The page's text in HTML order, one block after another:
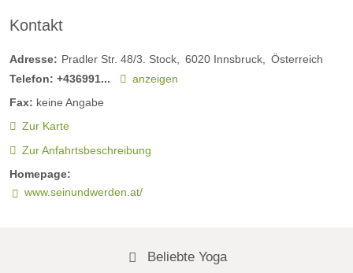
Kontakt
Adresse: Pradler Str. 48/3. Stock 6020 Innsbruck
Österreich
Telefon: +436991...
anzeigen
Fax: keine Angabe
Zur Karte
Zur Anfahrtsbeschreibung
Homepage:
www.seinundwerden.at/
Beliebte Yoga